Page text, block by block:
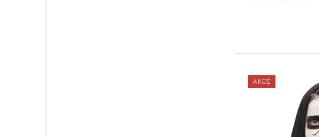
AKCE